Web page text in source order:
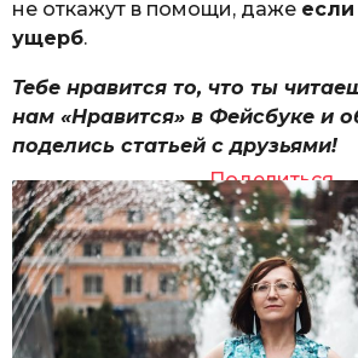
не откажут в помощи, даже
ущерб.
Тебе нравится то, что ты
нам «Нравится» в Фейсбуке и
поделись статьей с друзьями!
Поделиться